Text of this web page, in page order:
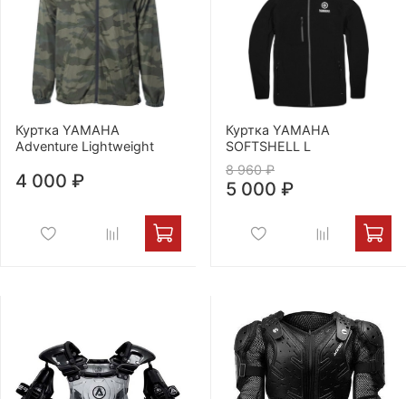
Куртка YAMAHA
Adventure Lightweight
4 000 ₽
Куртка YAMAHA
SOFTSHELL L
8 960 ₽
5 000 ₽